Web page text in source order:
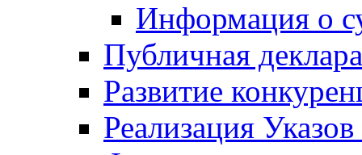
Информация о
Публичная
Развитие
Реализация